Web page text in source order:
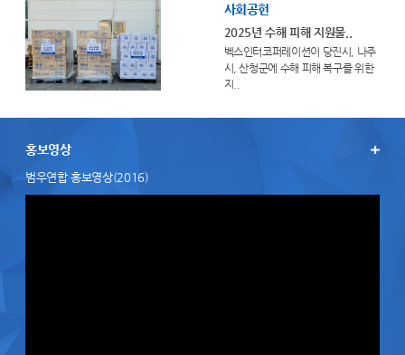
사회공헌
2025년 수해 피해 지원물..
벡스인터코퍼레이션이 당진시, 나주
시, 산청군에 수해 피해 복구를 위한
지..
홍보영상
범우연합 홍보영상(2016)